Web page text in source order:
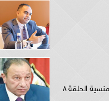
يعرض مسلسل حدوتة منسية الحلقة ٨ من السبت إلى الأربعاء في تمام الثامنة مساء، ويعرض مسلسل حدوتة منسية الحلقة ٨